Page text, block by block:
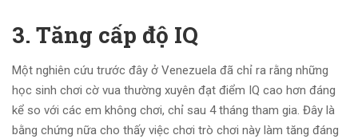
3. Tăng cấp độ IQ
Một nghiên cứu trước đây ở Venezuela đã chỉ ra rằng những
học sinh chơi cờ vua thường xuyên đạt điểm IQ cao hơn đáng
kể so với các em không chơi, chỉ sau 4 tháng tham gia. Đây là
bằng chứng nữa cho thấy việc chơi trò chơi này làm tăng đáng